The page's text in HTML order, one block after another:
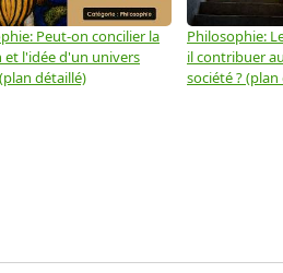
Peut-on concilier la
et l'idée d'un univers
détaillé)
Philosophie:
il contribuer
société ?